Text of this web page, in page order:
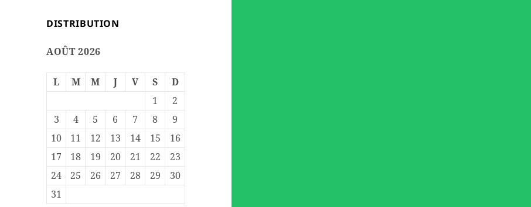
DISTRIBUTION
AOÛT 2026
L M M J V S
D
1
2
3
4 5 6 7 8
9
10
11 12 13 14 15
16
17
18 19 20 21 22
23
24
25 26 27 28 29
30
31